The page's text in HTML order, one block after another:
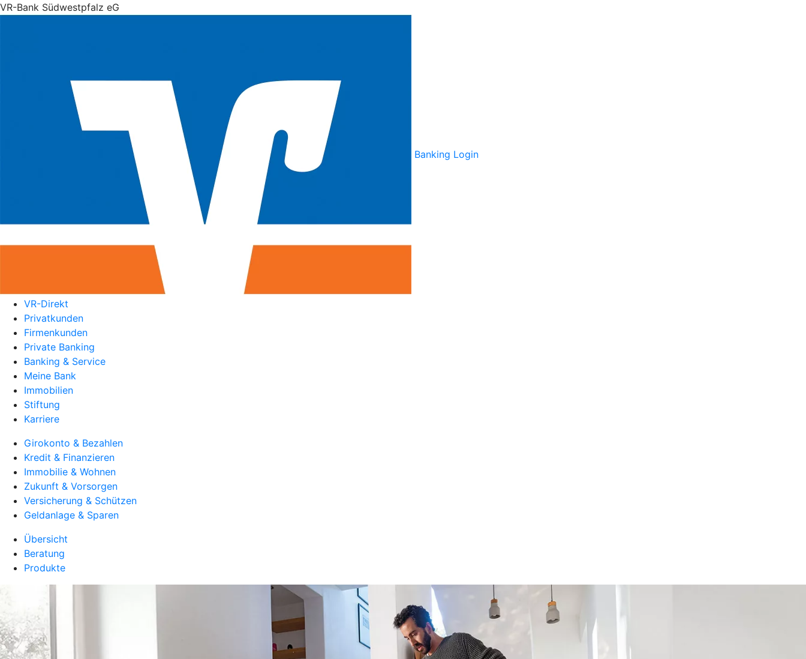
VR-Bank Südwestpfalz eG
Banking Login
VR-Direkt
Privatkunden
Firmenkunden
Private Banking
Banking & Service
Meine Bank
Immobilien
Stiftung
Karriere
Girokonto & Bezahlen
Kredit & Finanzieren
Immobilie & Wohnen
Zukunft & Vorsorgen
Versicherung & Schützen
Geldanlage & Sparen
Übersicht
Beratung
Produkte